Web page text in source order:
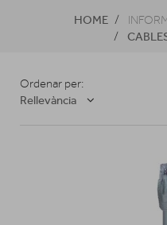
HOME
Ordenar per:
Rellevància